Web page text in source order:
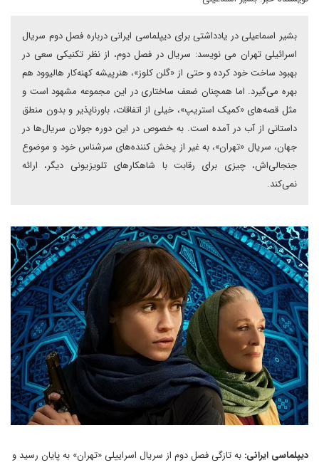
بشیر اسماعیلی در یادداشتی برای دیپلماسی ایرانی درباره فصل دوم سریال
اسرائیلی تهران می نویسد: سریال در فصل دوم، از نظر تکنیکی سعی در
بهبود ساخت خود کرده و حتی از «گلن کلوز»، هنرپیشه کهنه‌کار هالیوود هم
بهره می‌گیرد. اما همچنان ضعف ساختاری در این مجموعه مشهود است و
مثل قصه‌های «کمیک استریپ»، خیلی از اتفاقات، باورناپذیر و بدون منطق
داستانی از آب در آمده است. به خصوص در این دوره جولان سریال‌ها در
جهان، سریال «تهران»، به غیر از پخش کننده‌های سرشناس خود و موضوع
جنجالی‌اش، چیزی برای رقابت با شاهکارهای تلویزیونی دیگر، ارائه
نمی‌کند.
دیپلماسی ایرانی: به تازگی فصل دوم از سریال اسراییلی «تهران» به پایان رسید و